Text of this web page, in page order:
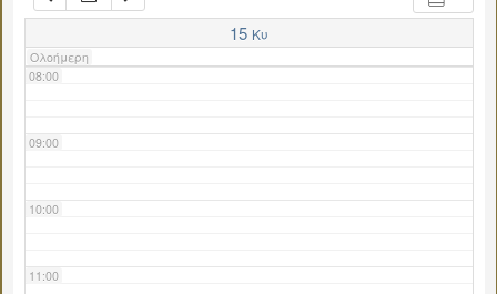
15 Κυ
Ολοήμερη
07:00
08:00
09:00
10:00
11:00